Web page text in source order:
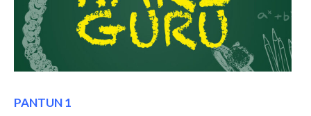
PANTUN 1